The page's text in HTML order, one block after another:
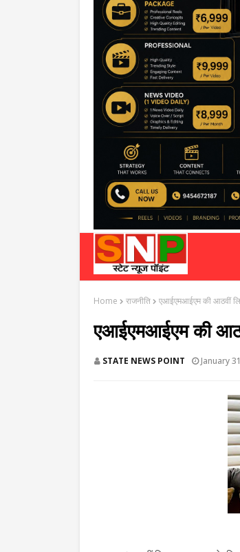
Home राजनीति एआईएमआईएम की आठवीं
एआईएमआईएम की
STATE NEWS POINT January